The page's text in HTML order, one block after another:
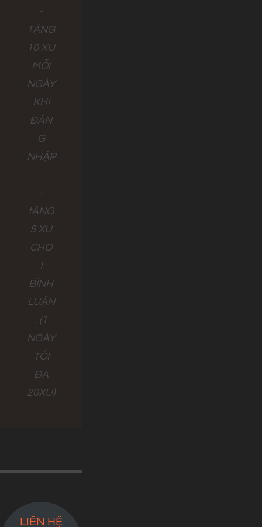
-
TẶNG
10 XU
MỖI
NGÀY
KHI
ĐĂN
G
NHẬP
-
tẶNG
5 XU
CHO
1
BÌNH
LUẬN
. (1
NGÀY
TỐI
ĐA
20XU)
LIÊN HỆ